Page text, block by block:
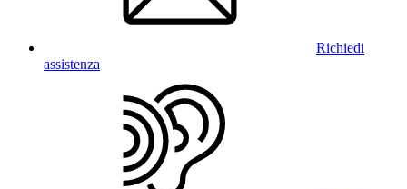
Richiedi
assistenza